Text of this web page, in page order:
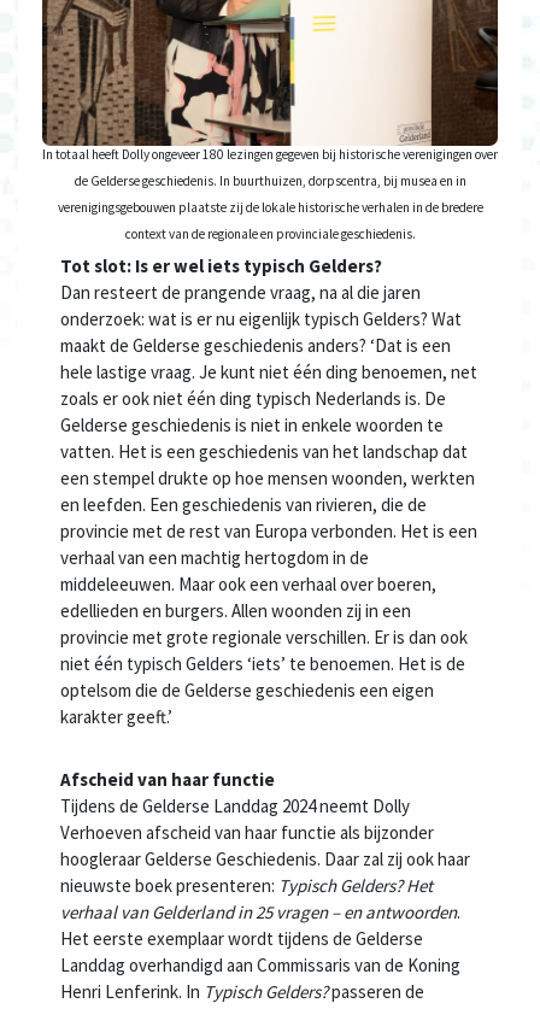
In totaal heeft Dolly ongeveer 180 lezingen gegeven bij historische verenigingen over
de Gelderse geschiedenis. In buurthuizen, dorpscentra, bij musea en in
verenigingsgebouwen plaatste zij de lokale historische verhalen in de bredere
context van de regionale en provinciale geschiedenis.
Tot slot: Is er wel iets typisch Gelders?
Dan resteert de prangende vraag, na al die jaren
onderzoek: wat is er nu eigenlijk typisch Gelders? Wat
maakt de Gelderse geschiedenis anders? ‘Dat is een
hele lastige vraag. Je kunt niet één ding benoemen, net
zoals er ook niet één ding typisch Nederlands is. De
Gelderse geschiedenis is niet in enkele woorden te
vatten. Het is een geschiedenis van het landschap dat
een stempel drukte op hoe mensen woonden, werkten
en leefden. Een geschiedenis van rivieren, die de
provincie met de rest van Europa verbonden. Het is een
verhaal van een machtig hertogdom in de
middeleeuwen. Maar ook een verhaal over boeren,
edellieden en burgers. Allen woonden zij in een
provincie met grote regionale verschillen. Er is dan ook
niet één typisch Gelders ‘iets’ te benoemen. Het is de
optelsom die de Gelderse geschiedenis een eigen
karakter geeft.’
Afscheid van haar functie
Tijdens de Gelderse Landdag 2024 neemt Dolly
Verhoeven afscheid van haar functie als bijzonder
hoogleraar Gelderse Geschiedenis. Daar zal zij ook haar
nieuwste boek presenteren: Typisch Gelders? Het
verhaal van Gelderland in 25 vragen – en antwoorden.
Het eerste exemplaar wordt tijdens de Gelderse
Landdag overhandigd aan Commissaris van de Koning
Henri Lenferink. In Typisch Gelders?passeren de